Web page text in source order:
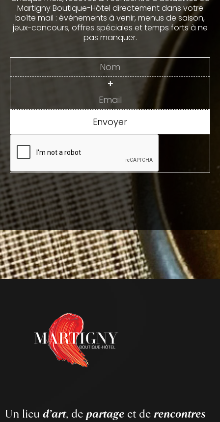
Martigny Boutique-Hôtel directement dans votre
boîte mail : événements à venir, menus de saison,
jeux-concours, offres spéciales et temps forts à ne
pas manquer.
+
Envoyer
Un lieu d’art, departage et derencontres